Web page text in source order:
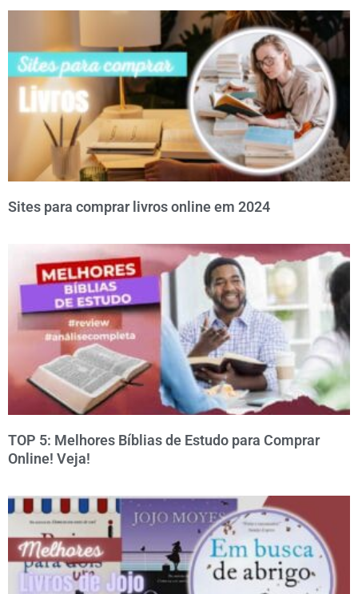
Sites para comprar livros online em 2024
TOP 5: Melhores Bíblias de Estudo para Comprar
Online! Veja!